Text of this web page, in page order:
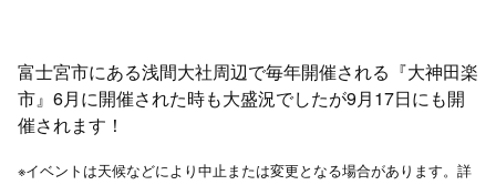
富士宮市にある浅間大社周辺で毎年開催される『大神田楽
市』6月に開催された時も大盛況でしたが9月17日にも開
催されます！
※イベントは天候などにより中止または変更となる場合があります。詳